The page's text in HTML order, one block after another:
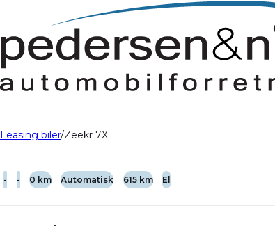
Leasing biler Zeekr 7X
- - 0 km Automatisk 615 km El